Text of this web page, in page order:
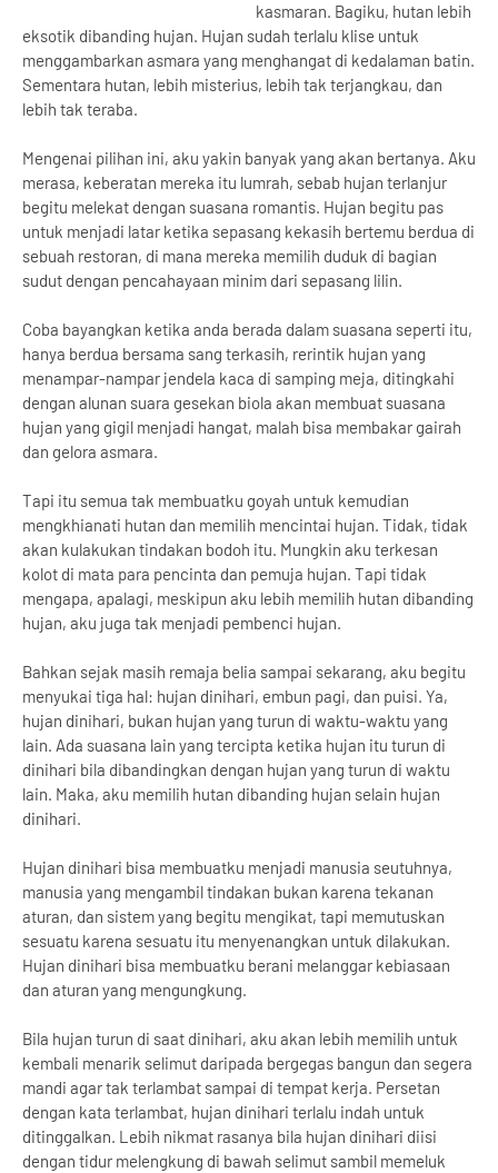
kasmaran. Bagiku, hutan lebih
eksotik dibanding hujan. Hujan sudah terlalu klise untuk
menggambarkan asmara yang menghangat di kedalaman batin.
Sementara hutan, lebih misterius, lebih tak terjangkau, dan
lebih tak teraba.
Mengenai pilihan ini, aku yakin banyak yang akan bertanya. Aku
merasa, keberatan mereka itu lumrah, sebab hujan terlanjur
begitu melekat dengan suasana romantis. Hujan begitu pas
untuk menjadi latar ketika sepasang kekasih bertemu berdua di
sebuah restoran, di mana mereka memilih duduk di bagian
sudut dengan pencahayaan minim dari sepasang lilin.
Coba bayangkan ketika anda berada dalam suasana seperti itu,
hanya berdua bersama sang terkasih, rerintik hujan yang
menampar-nampar jendela kaca di samping meja, ditingkahi
dengan alunan suara gesekan biola akan membuat suasana
hujan yang gigil menjadi hangat, malah bisa membakar gairah
dan gelora asmara.
Tapi itu semua tak membuatku goyah untuk kemudian
mengkhianati hutan dan memilih mencintai hujan. Tidak, tidak
akan kulakukan tindakan bodoh itu. Mungkin aku terkesan
kolot di mata para pencinta dan pemuja hujan. Tapi tidak
mengapa, apalagi, meskipun aku lebih memilih hutan dibanding
hujan, aku juga tak menjadi pembenci hujan.
Bahkan sejak masih remaja belia sampai sekarang, aku begitu
menyukai tiga hal: hujan dinihari, embun pagi, dan puisi. Ya,
hujan dinihari, bukan hujan yang turun di waktu-waktu yang
lain. Ada suasana lain yang tercipta ketika hujan itu turun di
dinihari bila dibandingkan dengan hujan yang turun di waktu
lain. Maka, aku memilih hutan dibanding hujan selain hujan
dinihari.
Hujan dinihari bisa membuatku menjadi manusia seutuhnya,
manusia yang mengambil tindakan bukan karena tekanan
aturan, dan sistem yang begitu mengikat, tapi memutuskan
sesuatu karena sesuatu itu menyenangkan untuk dilakukan.
Hujan dinihari bisa membuatku berani melanggar kebiasaan
dan aturan yang mengungkung.
Bila hujan turun di saat dinihari, aku akan lebih memilih untuk
kembali menarik selimut daripada bergegas bangun dan segera
mandi agar tak terlambat sampai di tempat kerja. Persetan
dengan kata terlambat, hujan dinihari terlalu indah untuk
ditinggalkan. Lebih nikmat rasanya bila hujan dinihari diisi
dengan tidur melengkung di bawah selimut sambil memeluk